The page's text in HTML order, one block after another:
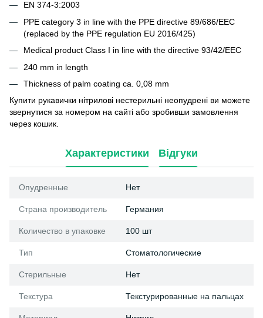
EN 374-3:2003
PPE category 3 in line with the PPE directive 89/686/EEC
(replaced by the PPE regulation EU 2016/425)
Medical product Class I in line with the directive 93/42/EEC
240 mm in length
Thickness of palm coating ca. 0,08 mm
Купити рукавички нітрилові нестерильні неопудрені ви можете
звернутися за номером на сайті або зробивши замовлення
через кошик.
Характеристики Відгуки
Опудренные Нет
Страна производитель Германия
Количество в упаковке 100 шт
Тип Стоматологические
Стерильные Нет
Текстура Текстурированные на пальцах